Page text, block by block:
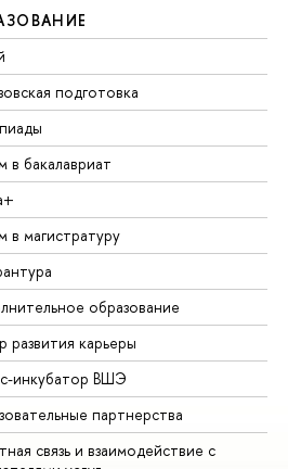
подготовка
в бакалавриат
в магистратуру
образование
развития карьеры
инкубатор ВШЭ
партнерства
связь и взаимодействие с